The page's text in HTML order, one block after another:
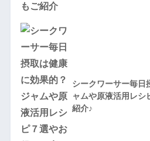
シークワーサー毎日
ャムや原液活用レシ
紹介♪